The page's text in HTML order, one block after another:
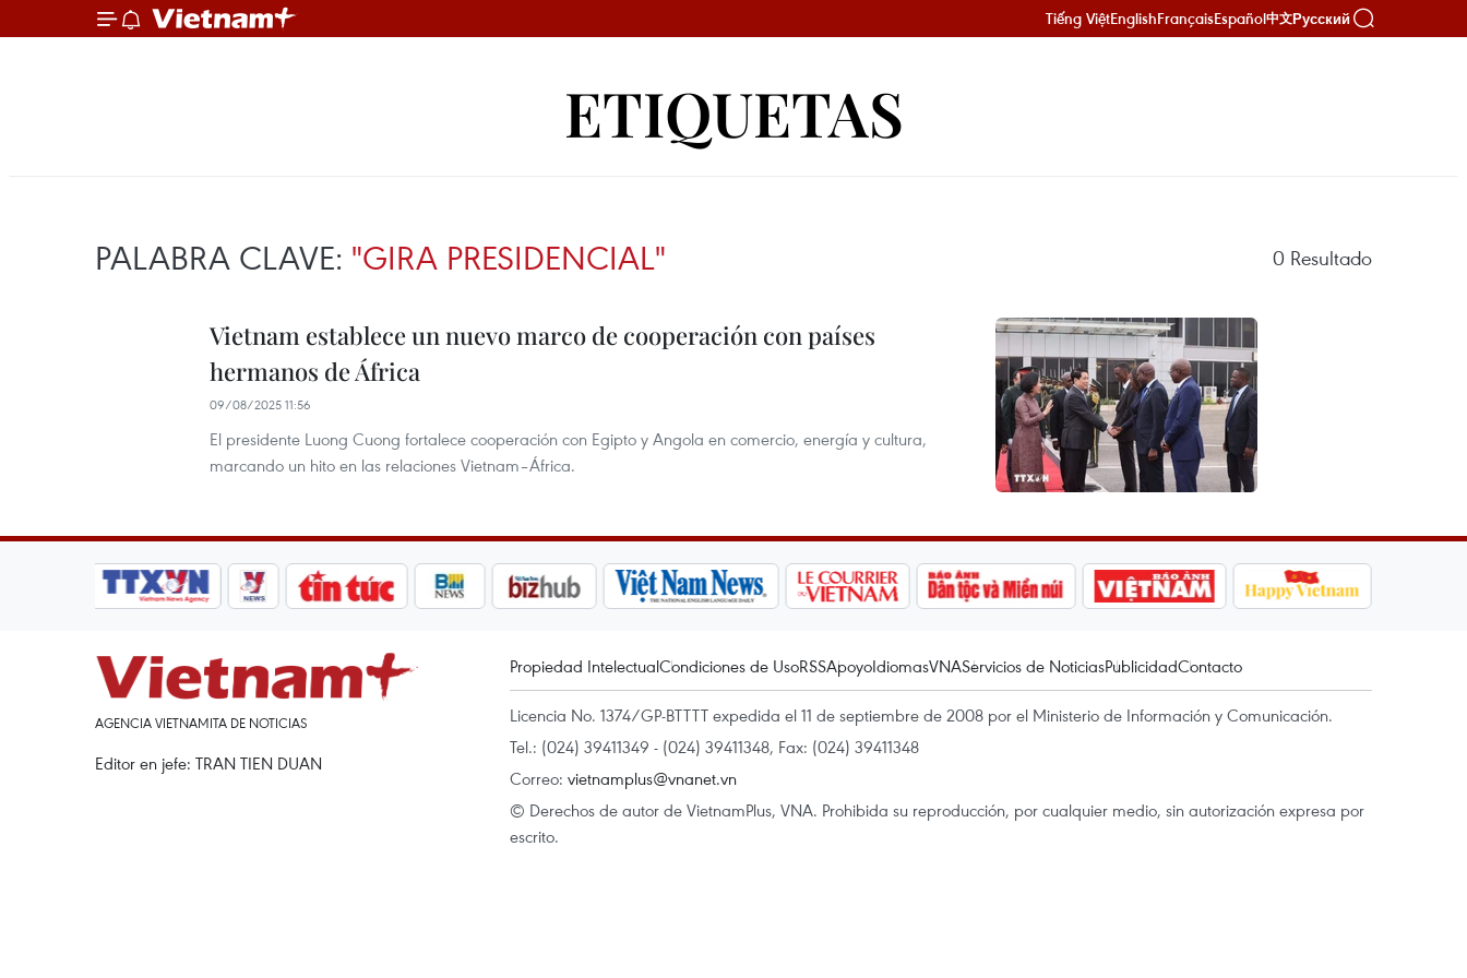
Tiếng ViệtEnglishFrançaisEspañol中文Русский
ETIQUETAS
PALABRA CLAVE: "GIRA PRESIDENCIAL" 0 Resultado
Vietnam establece un nuevo marco de cooperación con países
hermanos de África
09/08/2025 11:56
El presidente Luong Cuong fortalece cooperación con Egipto y Angola en comercio, energía y cultura,
marcando un hito en las relaciones Vietnam–África.
AGENCIA VIETNAMITA DE NOTICIAS
Editor en jefe: TRAN TIEN DUAN
Propiedad IntelectualCondiciones de UsoRSSApoyoIdiomasVNAServicios de NoticiasPublicidadContacto
Licencia No. 1374/GP-BTTTT expedida el 11 de septiembre de 2008 por el Ministerio de Información y Comunicación.
Tel.: (024) 39411349 - (024) 39411348, Fax: (024) 39411348
Correo: vietnamplus@vnanet.vn
© Derechos de autor de VietnamPlus, VNA. Prohibida su reproducción, por cualquier medio, sin autorización expresa por
escrito.